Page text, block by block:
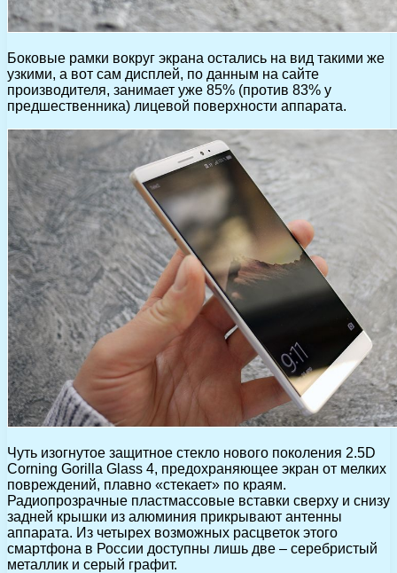
Боковые рамки вокруг экрана остались на вид такими же
узкими, а вот сам дисплей, по данным на сайте
производителя, занимает уже 85% (против 83% у
предшественника) лицевой поверхности аппарата.
Чуть изогнутое защитное стекло нового поколения 2.5D
Corning Gorilla Glass 4, предохраняющее экран от мелких
повреждений, плавно «стекает» по краям.
Радиопрозрачные пластмассовые вставки сверху и снизу
задней крышки из алюминия прикрывают антенны
аппарата. Из четырех возможных расцветок этого
смартфона в России доступны лишь две – серебристый
металлик и серый графит.